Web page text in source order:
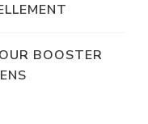
BOOSTER